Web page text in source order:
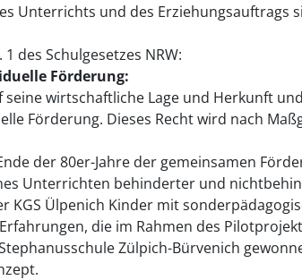
Unterrichts und des Erziehungsauftrags
des Schulgesetzes NRW:
Förderung:
wirtschaftliche Lage und Herkunft
Förderung. Dieses Recht wird nach
der 80er-Jahre der gemeinsamen
Unterrichten behinderter und
KGS Ülpenich Kinder mit
die im Rahmen des
Zülpich-Bürvenich